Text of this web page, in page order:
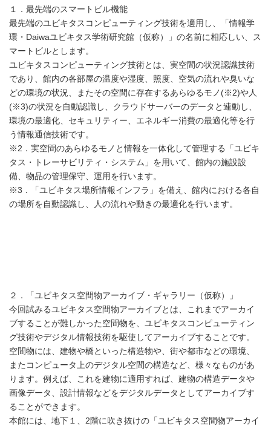
１．最先端のスマートビル機能
最先端のユビキタスコンピューティング技術を適用し、「情報学
環・Daiwaユビキタス学術研究館（仮称）」の名前に相応しい、ス
マートビルとします。
ユビキタスコンピューティング技術とは、実空間の状況認識技術
であり、館内の各部屋の温度や湿度、照度、空気の流れや臭いな
どの環境の状況、またその空間に存在するあらゆるモノ(※2)や人
(※3)の状況を自動認識し、クラウドサーバーのデータと連動し、
環境の最適化、セキュリティー、エネルギー消費の最適化等を行
う情報通信技術です。
※2．実空間のあらゆるモノと情報を一体化して管理する「ユビキ
タス・トレーサビリティ・システム」を用いて、館内の施設設
備、物品の管理保守、運用を行います。
※3．「ユビキタス場所情報インフラ」を備え、館内における各自
の場所を自動認識し、人の流れや動きの最適化を行います。
２．「ユビキタス空間物アーカイブ・ギャラリー（仮称）」
今回試みるユビキタス空間物アーカイブとは、これまでアーカイ
ブすることが難しかった空間物を、ユビキタスコンピューティン
グ技術やデジタル情報技術を駆使してアーカイブすることです。
空間物には、建物や橋といった構造物や、街や都市などの環境、
またコンピュータ上のデジタル空間の構造など、様々なものがあ
ります。例えば、これを建物に適用すれば、建物の構造データや
画像データ、設計情報などをデジタルデータとしてアーカイブす
ることができます。
本館には、地下１、2階に吹き抜けの「ユビキタス空間物アーカイ